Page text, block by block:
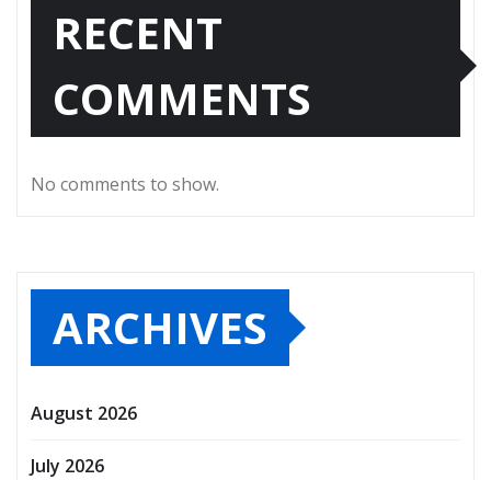
RECENT
COMMENTS
No comments to show.
ARCHIVES
August 2026
July 2026